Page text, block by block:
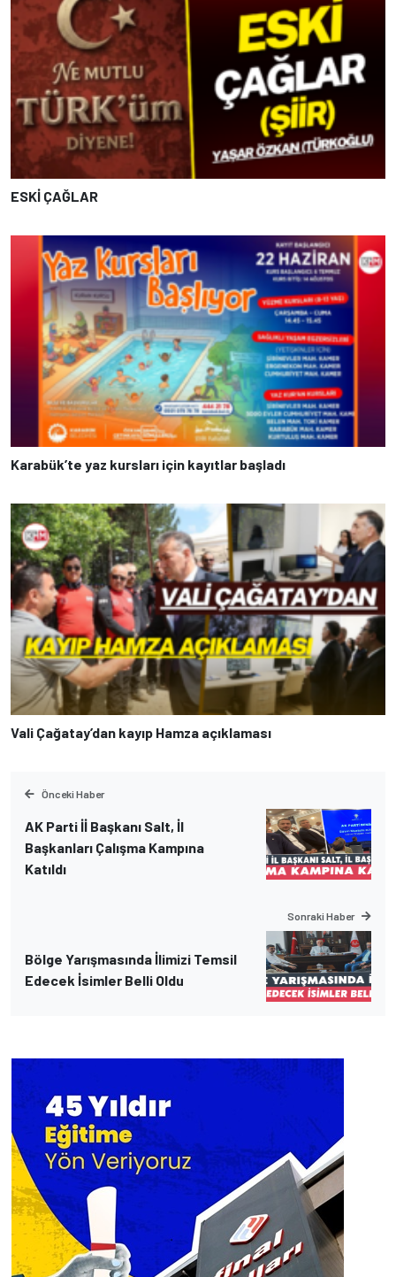
ESKİ ÇAĞLAR
Karabük’te yaz kursları için kayıtlar başladı
Vali Çağatay’dan kayıp Hamza açıklaması
Önceki Haber
AK Parti İİ Başkanı Salt, İl
Başkanları Çalışma Kampına
Katıldı
Sonraki Haber
Bölge Yarışmasında İlimizi Temsil
Edecek İsimler Belli Oldu